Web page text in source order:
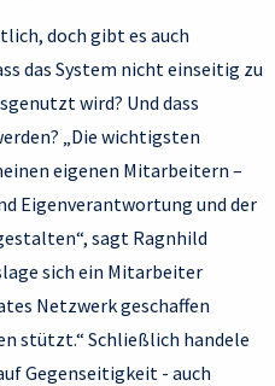
doch gibt es auch
das System nicht einseitig zu
wird? Und dass
„Die wichtigsten
eigenen Mitarbeitern –
Eigenverantwortung und der
sagt Ragnhild
sich ein Mitarbeiter
Netzwerk geschaffen
stützt.“ Schließlich handele
Gegenseitigkeit - auch